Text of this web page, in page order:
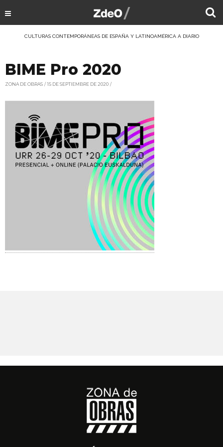
CULTURAS CONTEMPORÁNEAS DE ESPAÑA Y LATINOAMÉRICA A DIARIO
BIME Pro 2020
ZONA DE OBRAS 15 DE SEPTIEMBRE DE 2020